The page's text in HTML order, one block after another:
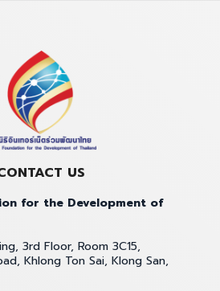
US
for the Development of
3rd Floor, Room 3C15,
Khlong Ton Sai, Klong San,